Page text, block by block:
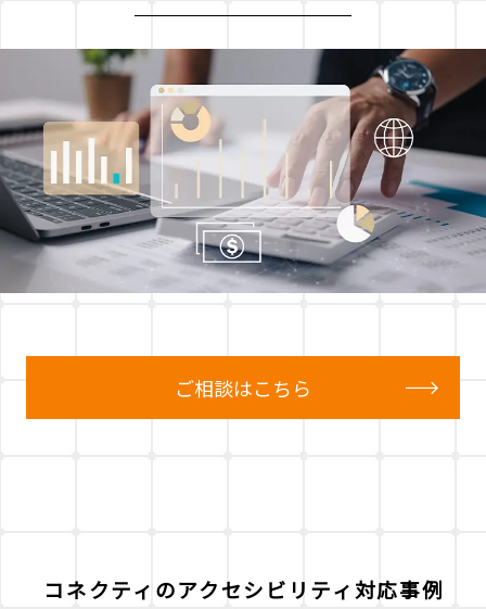
ご相談はこちら
コネクティのアクセシビリティ対応事例